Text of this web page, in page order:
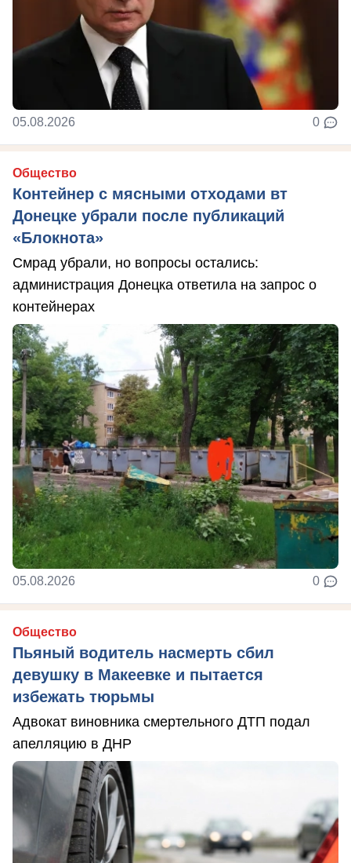
05.08.2026 0
Общество
Контейнер с мясными отходами вт
Донецке убрали после публикаций
«Блокнота»
Смрад убрали, но вопросы остались:
администрация Донецка ответила на запрос о
контейнерах
05.08.2026 0
Общество
Пьяный водитель насмерть сбил
девушку в Макеевке и пытается
избежать тюрьмы
Адвокат виновника смертельного ДТП подал
апелляцию в ДНР